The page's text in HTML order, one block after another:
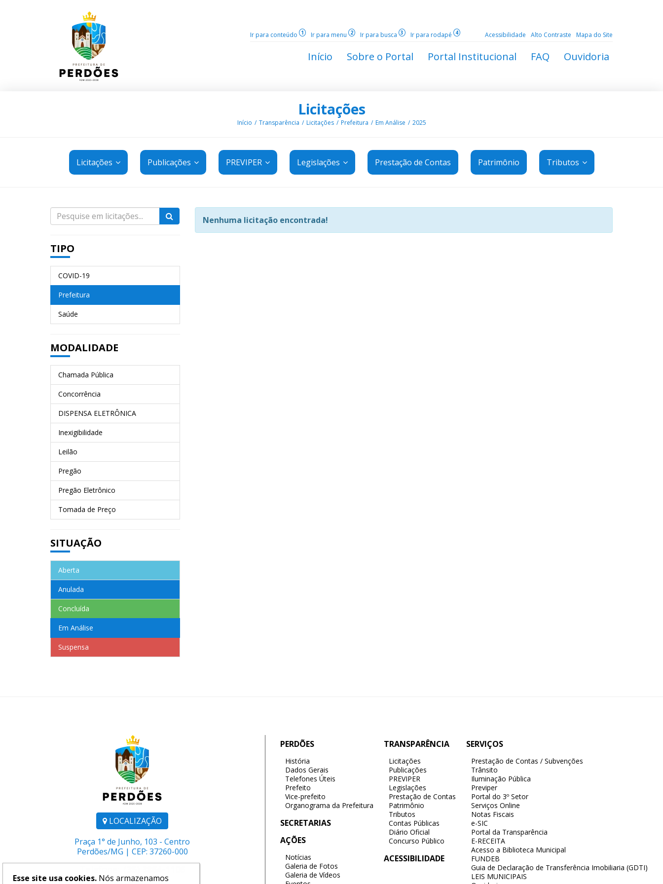
Ir para conteúdo 1 Ir para menu 2 Ir para busca 3 Ir para rodapé 4 Acessibilidade Alto Contraste Mapa do Site
Início Sobre o Portal Portal Institucional FAQ Ouvidoria
Licitações
Início Transparência Licitações Prefeitura Em Análise 2025
Licitações Publicações PREVIPER Legislações Prestação de Contas Patrimônio Tributos
TIPO
COVID-19
Prefeitura
Saúde
MODALIDADE
Chamada Pública
Concorrência
DISPENSA ELETRÔNICA
Inexigibilidade
Leilão
Pregão
Pregão Eletrônico
Tomada de Preço
SITUAÇÃO
Aberta
Anulada
Concluída
Em Análise
Suspensa
Nenhuma licitação encontrada!
LOCALIZAÇÃO
Praça 1° de Junho, 103 - Centro
Perdões/MG | CEP: 37260-000
PERDÕES
História
Dados Gerais
Telefones Úteis
Prefeito
Vice-prefeito
Organograma da Prefeitura
SECRETARIAS
AÇÕES
Notícias
Galeria de Fotos
Galeria de Vídeos
TRANSPARÊNCIA
Licitações
Publicações
PREVIPER
Legislações
Prestação de Contas
Patrimônio
Tributos
Contas Públicas
Diário Oficial
Concurso Público
ACESSIBILIDADE
SERVIÇOS
Prestação de Contas / Subvenções
Trânsito
Iluminação Pública
Previper
Portal do 3º Setor
Serviços Online
Notas Fiscais
e-SIC
Portal da Transparência
E-RECEITA
Acesso a Biblioteca Municipal
FUNDEB
Guia de Declaração de Transferência Imobiliaria (GDTI)
LEIS MUNICIPAIS
Esse site usa cookies. Nós armazenamos